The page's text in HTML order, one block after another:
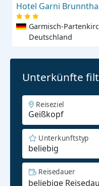
Hotel Garni
Garmisch-
Deutschland
Unterkünfte
Reiseziel
beliebig
Unterkunftstyp
Reisedauer